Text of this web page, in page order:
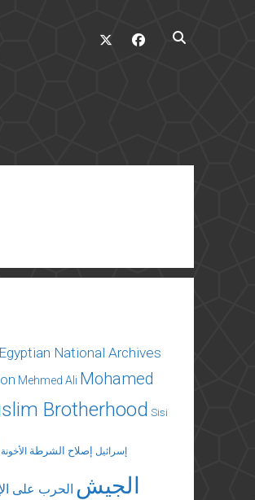
twitter facebook
Egyptian National Archives
Mehmed Ali Mohamed
Brotherhood Sisi
إسرائيل إصلاح الشرطة الأخونة
الجيش الحرب على